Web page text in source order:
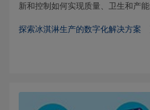
新和控制如何实现质量、卫生和产能
探索冰淇淋生产的数字化解决方案